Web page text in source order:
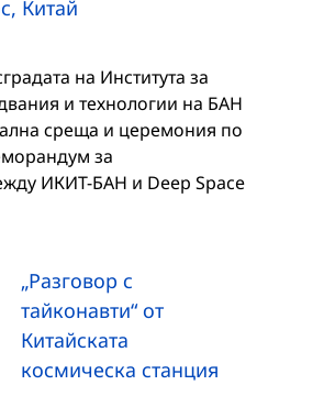
Китай
на Института за
и технологии на БАН
среща и церемония по
за
ИКИТ-БАН и Deep Space
„Разговор с
тайконавти“ от
Китайската
космическа станция